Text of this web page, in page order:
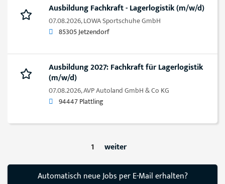
Ausbildung Fachkraft - Lagerlogistik (m/w/d)
07.08.2026,LOWA Sportschuhe GmbH
85305 Jetzendorf
Ausbildung 2027: Fachkraft für Lagerlogistik
(m/w/d)
07.08.2026,AVP Autoland GmbH & Co KG
94447 Plattling
1 weiter
Automatisch neue Jobs per E-Mail erhalten?